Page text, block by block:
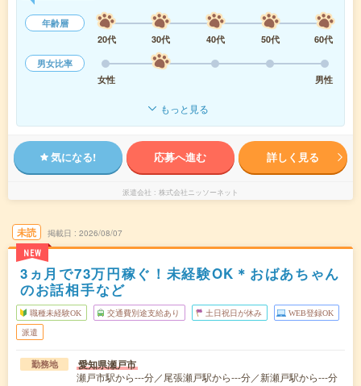
年齢層
20代
30代 40代 50代
60代
男女比率
女性
男性
もっと見る
気になる! 応募へ進む 詳しく見る
派遣会社 株式会社ニッソーネット
未読
NEW
掲載日 2026/08/07
3ヵ月で73万円稼ぐ！未経験OK＊おばあちゃん
のお話相手など
職種未経験OK 交通費別途支給あり 土日祝日が休み WEB登録OK
派遣
勤務地 愛知県瀬戸市
瀬戸市駅から---分／尾張瀬戸駅から---分／新瀬戸駅から---分